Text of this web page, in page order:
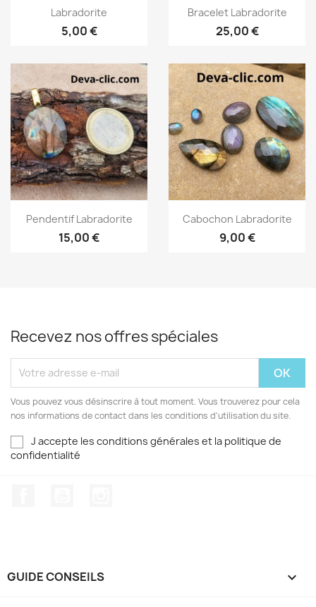
Aperçu rapide
Labradorite
5,00 €
Aperçu rapide
Bracelet Labradorite
25,00 €
Aperçu rapide
Pendentif Labradorite
15,00 €
Aperçu rapide
Cabochon Labradorite
9,00 €
Recevez nos offres spéciales
Vous pouvez vous désinscrire à tout moment. Vous trouverez pour cela
nos informations de contact dans les conditions d'utilisation du site.
J accepte les conditions générales et la politique de
confidentialité
GUIDE CONSEILS 